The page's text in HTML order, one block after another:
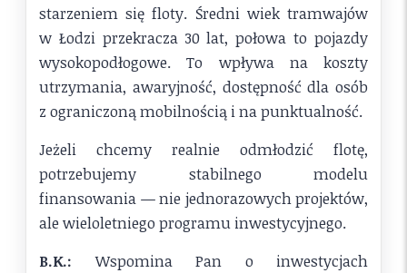
starzeniem się floty. Średni wiek tramwajów
w Łodzi przekracza 30 lat, połowa to pojazdy
wysokopodłogowe. To wpływa na koszty
utrzymania, awaryjność, dostępność dla osób
z ograniczoną mobilnością i na punktualność.
Jeżeli chcemy realnie odmłodzić flotę,
potrzebujemy stabilnego modelu
finansowania — nie jednorazowych projektów,
ale wieloletniego programu inwestycyjnego.
B.K.: Wspomina Pan o inwestycjach